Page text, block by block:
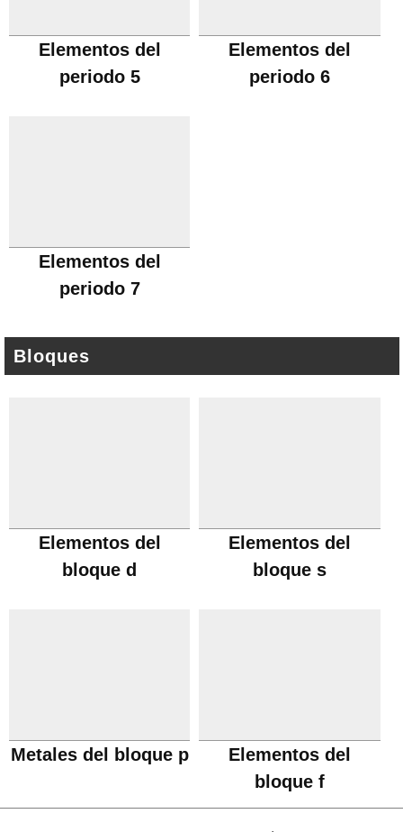
Elementos del
periodo 5
Elementos del
periodo 6
Elementos del
periodo 7
Bloques
Elementos del
bloque d
Elementos del
bloque s
Metales del bloque p
Elementos del
bloque f